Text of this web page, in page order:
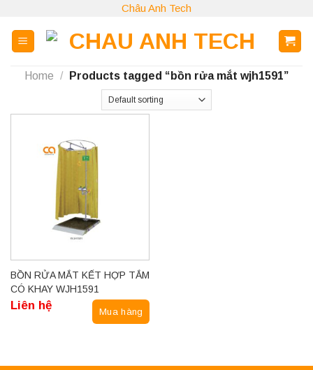
content
Châu Anh Tech
Home / Products tagged “bồn rửa mắt wjh1591”
BỒN RỬA MẮT KẾT HỢP TẮM
CÓ KHAY WJH1591
Liên hệ Mua hàng